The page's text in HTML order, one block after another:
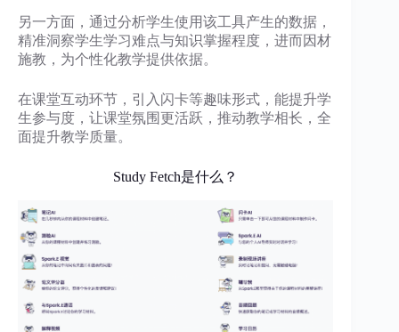
另一方面，通过分析学生使用该工具产生的数据，
精准洞察学生学习难点与知识掌握程度，进而因材
施教，为个性化教学提供依据。
在课堂互动环节，引入闪卡等趣味形式，能提升学
生参与度，让课堂氛围更活跃，推动教学相长，全
面提升教学质量。
Study Fetch是什么？